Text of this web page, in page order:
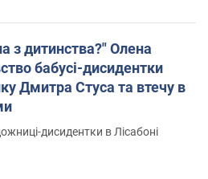
з дитинства?" Олена
бабусі-дисидентки
Дмитра Стуса та втечу в
дисидентки в Лісабоні